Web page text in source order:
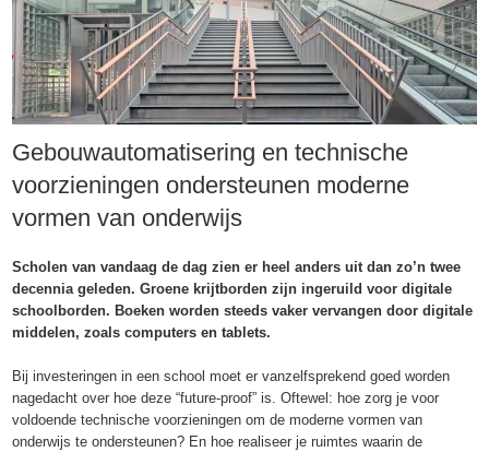
Gebouwautomatisering en technische
voorzieningen ondersteunen moderne
vormen van onderwijs
Scholen van vandaag de dag zien er heel anders uit dan zo’n twee
decennia geleden. Groene krijtborden zijn ingeruild voor digitale
schoolborden. Boeken worden steeds vaker vervangen door digitale
middelen, zoals computers en tablets.
Bij investeringen in een school moet er vanzelfsprekend goed worden
nagedacht over hoe deze “future-proof” is. Oftewel: hoe zorg je voor
voldoende technische voorzieningen om de moderne vormen van
onderwijs te ondersteunen? En hoe realiseer je ruimtes waarin de